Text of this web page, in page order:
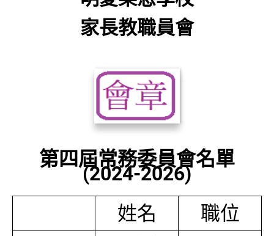
家長教職員會
第四屆常務委員會名單
(2024-2026)
姓名
職位